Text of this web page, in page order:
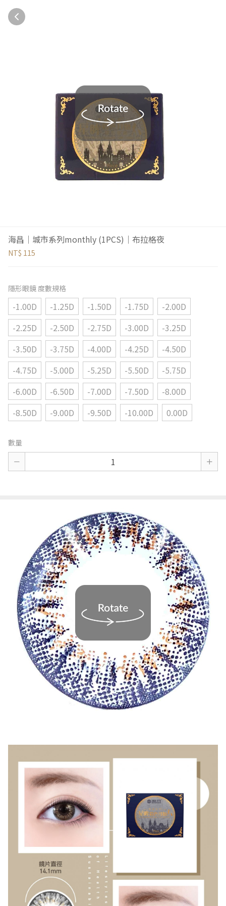
海昌｜城市系列monthly (1PCS)｜布拉格夜
NT$ 115
隱形眼鏡 度數規格
-1.00D -1.25D -1.50D -1.75D
-2.00D
-2.25D
-2.50D -2.75D -3.00D
-3.25D
-3.50D
-3.75D -4.00D -4.25D
-4.50D
-4.75D
-5.00D -5.25D -5.50D
-5.75D
-6.00D
-6.50D -7.00D -7.50D
-8.00D
-8.50D
-9.00D -9.50D -10.00D 0.00D
數量